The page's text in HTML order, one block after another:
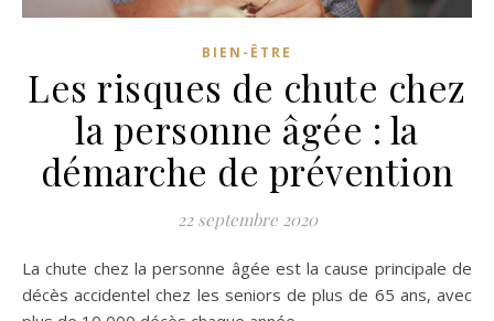
BIEN-ÊTRE
Les risques de chute chez
la personne âgée : la
démarche de prévention
22 septembre 2020
La chute chez la personne âgée est la cause principale de
décès accidentel chez les seniors de plus de 65 ans, avec